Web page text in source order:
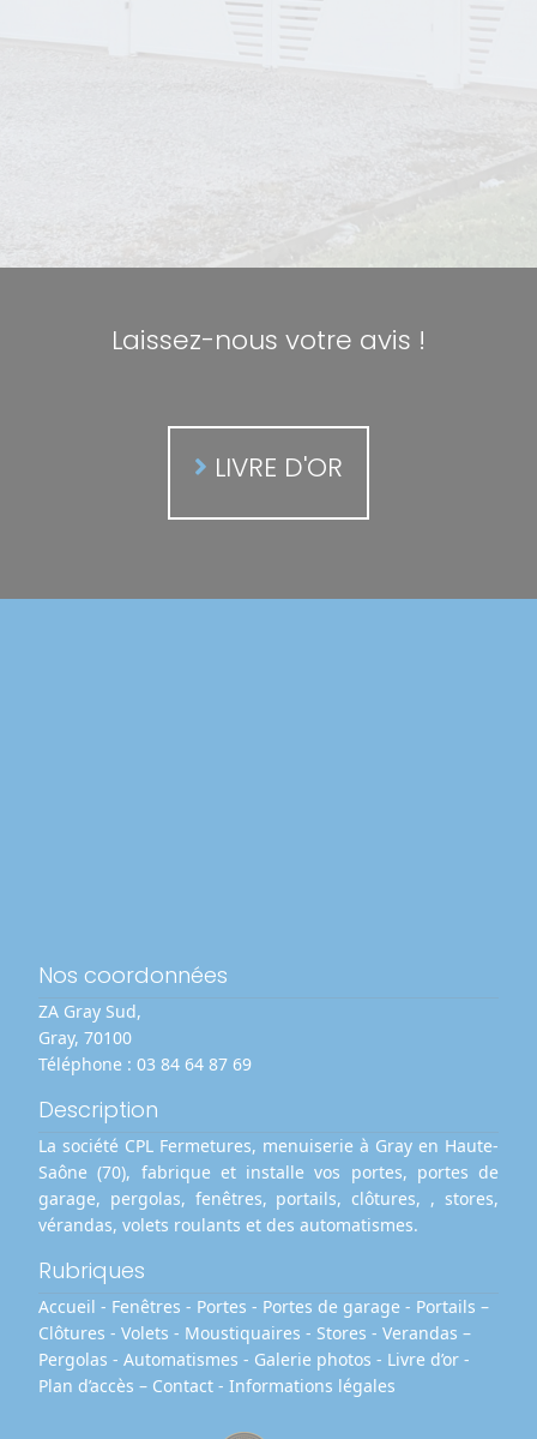
Laissez-nous votre avis !
LIVRE D'OR
Nos coordonnées
ZA Gray Sud,
Gray, 70100
Téléphone : 03 84 64 87 69
Description
La société CPL Fermetures, menuiserie à Gray en Haute-
Saône (70), fabrique et installe vos portes, portes de
garage, pergolas, fenêtres, portails, clôtures, , stores,
vérandas, volets roulants et des automatismes.
Rubriques
Accueil - Fenêtres - Portes - Portes de garage - Portails –
Clôtures - Volets - Moustiquaires - Stores - Verandas –
Pergolas - Automatismes - Galerie photos - Livre d’or -
Plan d’accès – Contact - Informations légales